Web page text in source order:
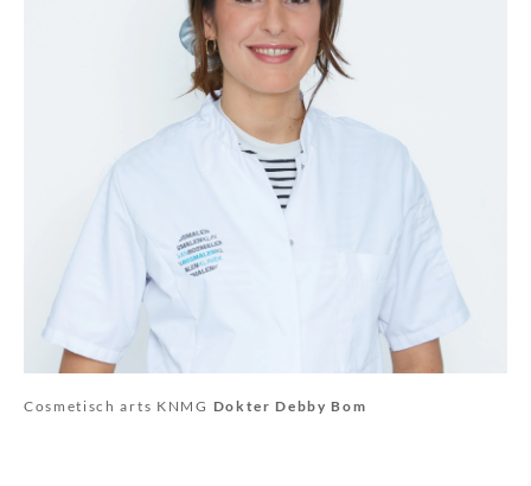
Cosmetisch arts KNMG Dokter Debby Bom